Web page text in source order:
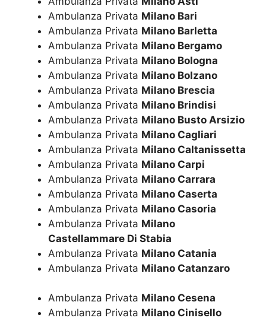
Ambulanza Privata Milano Bari
Ambulanza Privata Milano Barletta
Ambulanza Privata Milano Bergamo
Ambulanza Privata Milano Bologna
Ambulanza Privata Milano Bolzano
Ambulanza Privata Milano Brescia
Ambulanza Privata Milano Brindisi
Ambulanza Privata Milano Busto Arsizio
Ambulanza Privata Milano Cagliari
Ambulanza Privata Milano Caltanissetta
Ambulanza Privata Milano Carpi
Ambulanza Privata Milano Carrara
Ambulanza Privata Milano Caserta
Ambulanza Privata Milano Casoria
Ambulanza Privata Milano
Castellammare Di Stabia
Ambulanza Privata Milano Catania
Ambulanza Privata Milano Catanzaro
Ambulanza Privata Milano Cesena
Ambulanza Privata Milano Cinisello